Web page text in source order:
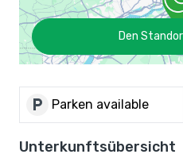
Den
local_parking Parken available
Unterkunftsübersicht